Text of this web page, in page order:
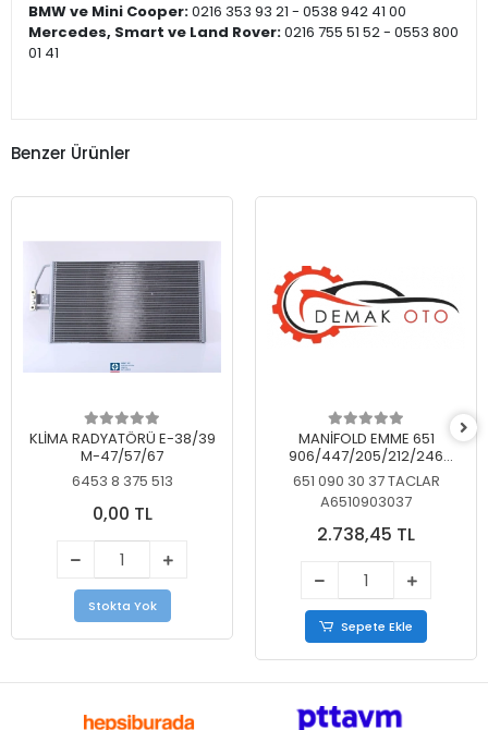
BMW ve Mini Cooper:0216 353 93 21 - 0538 942 41 00
Mercedes, Smart ve Land Rover:0216 755 51 52 - 0553 800
01 41
Benzer Ürünler
KLİMA RADYATÖRÜ E-38/39
M-47/57/67
6453 8 375 513
0,00 TL
Stokta Yok
MANİFOLD EMME 651
906/447/205/212/246
KELEBEKSİZ
651 090 30 37 TACLAR
A6510903037
2.738,45 TL
Sepete Ekle